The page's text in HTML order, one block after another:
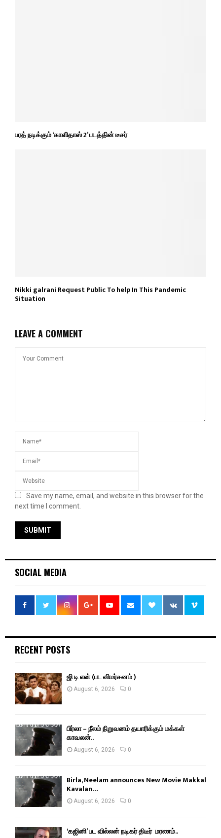
பரத் நடிக்கும் ‘காளிதாஸ் 2’ படத்தின் டீசர்
Nikki galrani Request Public To help In This Pandemic
Situation
LEAVE A COMMENT
Save my name, email, and website in this browser for the
next time I comment.
SOCIAL MEDIA
RECENT POSTS
ஜி டி என் (பட விமர்சனம் )
August 6, 2026 0
பிர்லா – நீலம் நிறுவனம் தயாரிக்கும் மக்கள்
காவலன்..
August 6, 2026 0
Birla, Neelam announces New Movie Makkal
Kavalan…
August 6, 2026 0
‘கஜினி’ பட வில்லன் நடிகர் திடீர் மரணம்..